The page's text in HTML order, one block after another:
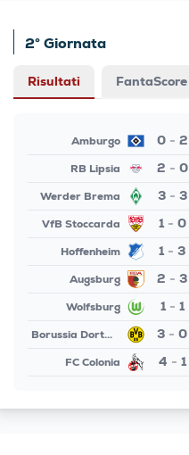
2° Giornata
Risultati FantaScore
Amburgo 0- 2
RB Lipsia
2 - 0
Werder Brema
3- 3
VfB Stoccarda
1- 0
Hoffenheim
1 - 3
Augsburg
2 - 3
Wolfsburg
1- 1
Borussia Dortmund
3 - 0
FC Colonia
4 - 1